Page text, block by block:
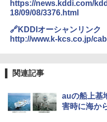
https://news.kddi.com/
18/09/08/3376.html
🔗KDDIオーシャンリンク
http://www.k-kcs.co.jp/
関連記事
auの船上基
害時に海か